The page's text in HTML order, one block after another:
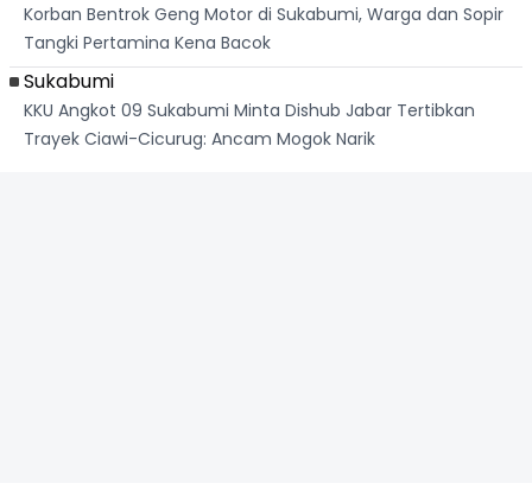
Korban Bentrok Geng Motor di Sukabumi, Warga dan Sopir
Tangki Pertamina Kena Bacok
Sukabumi
KKU Angkot 09 Sukabumi Minta Dishub Jabar Tertibkan
Trayek Ciawi-Cicurug: Ancam Mogok Narik